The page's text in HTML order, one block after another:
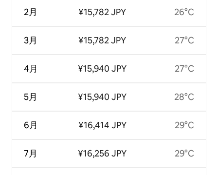
2月
3月
4月
5月
6月
7月
¥15,782 JPY
¥15,782 JPY
¥15,940 JPY
¥15,940 JPY
¥16,414 JPY
¥16,256 JPY
26°C
27°C
27°C
28°C
29°C
29°C